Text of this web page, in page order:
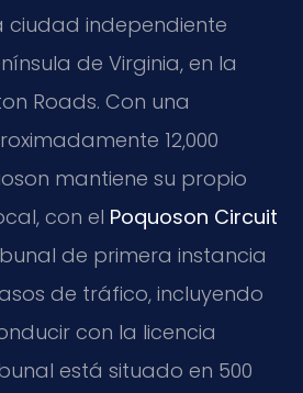
ciudad independiente
de Virginia, en la
Roads. Con una
12,000
mantiene su propio
con el Poquoson Circuit
de primera instancia
de tráfico, incluyendo
con la licencia
está situado en 500